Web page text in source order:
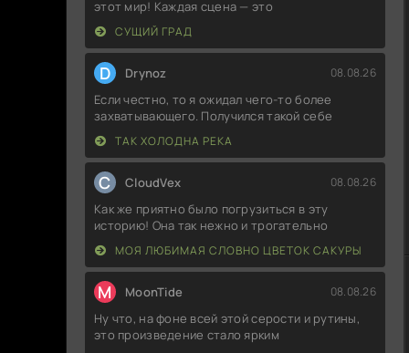
этот мир! Каждая сцена — это
СУЩИЙ ГРАД
D Drynoz 08.08.26
Если честно, то я ожидал чего-то более
захватывающего. Получился такой себе
ТАК ХОЛОДНА РЕКА
C CloudVex 08.08.26
Как же приятно было погрузиться в эту
историю! Она так нежно и трогательно
МОЯ ЛЮБИМАЯ СЛОВНО ЦВЕТОК САКУРЫ
M MoonTide 08.08.26
Ну что, на фоне всей этой серости и рутины,
это произведение стало ярким